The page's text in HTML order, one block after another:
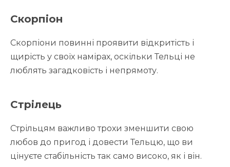
Скорпіон
Скорпіони повинні проявити відкритість і
щирість у своїх намірах, оскільки Тельці не
люблять загадковість і непрямоту.
Стрілець
Стрільцям важливо трохи зменшити свою
любов до пригод і довести Тельцю, що ви
цінуєте стабільність так само високо, як і він.